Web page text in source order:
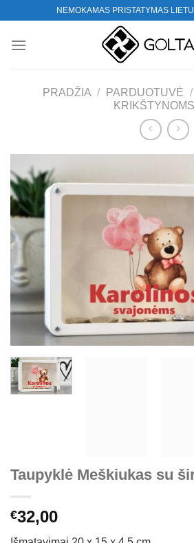
content
NEMOKAMAS PRISTATYMAS
PRADŽIA / PARDUOTUVĖ /
KRIKŠTYNOMS
Taupyklė Meškiukas su
€32,00